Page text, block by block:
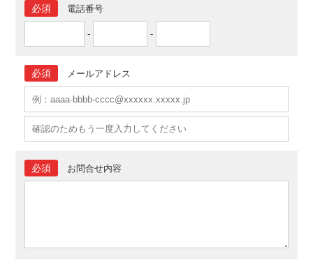
必須 電話番号
- -
必須 メールアドレス
必須 お問合せ内容